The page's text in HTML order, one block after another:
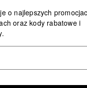
o najlepszych
oraz kody rabatowe i